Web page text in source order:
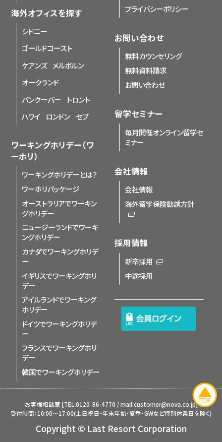
海外オフィスを探す
シドニー
ゴールドコースト
ケアンズ
メルボルン
オークランド
バンクーバー
トロント
ハワイ
ロンドン セブ
ワーキングホリデー（ワ
ーホリ）
ワーキングホリデーとは？
ワーホリパッケージ
オーストラリアでワーキン
グホリデー
ニュージーランドでワーキ
ングホリデー
カナダでワーキングホリデ
ー
イギリスでワーキングホリ
デー
アイルランドでワーキング
ホリデー
ドイツでワーキングホリデ
ー
フランスでワーキングホリ
デー
韓国でワーキングホリデー
プライバシーポリシー
お問い合わせ
無料カウンセリング
無料資料請求
お問い合わせ
留学セミナー
毎月開催オンライン留学セ
ミナー
会社情報
会社情報
海外留学保険勧誘方針
採用情報
新卒採用
中途採用
お客様相談室 [TEL:0120-86-4770 / mail:customer@nova.co.jp]
受付時間：10:00～17:00(土日祝日・年末年始・夏季・GWなど特別休業日を除く)
Copyright © Last Resort Corporation